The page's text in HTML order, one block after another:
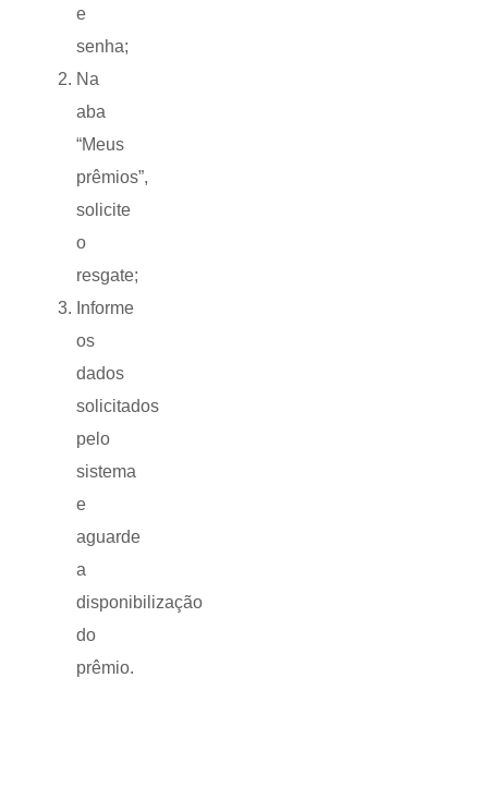
e
senha;
Na
aba
“Meus
prêmios”,
solicite
o
resgate;
Informe
os
dados
solicitados
pelo
sistema
e
aguarde
a
disponibilização
do
prêmio.